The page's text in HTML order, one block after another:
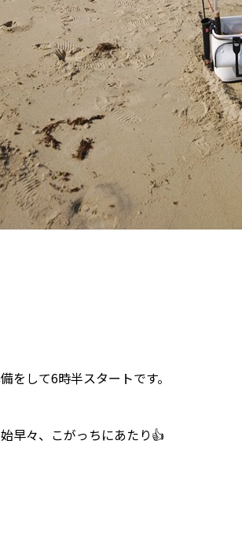
をして6時半スタートです。
早々、こがっちにあたり👍